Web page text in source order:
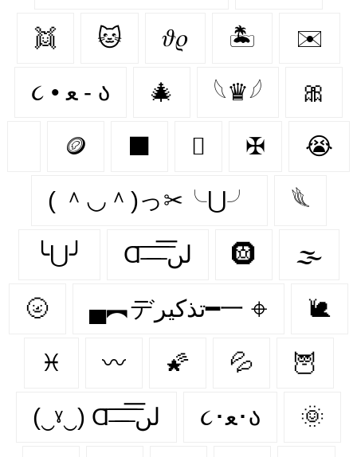
👯‍ 🐱 𝜗𝜚 🏝️ ✉️
૮ • ﻌ - ა 🎄 𓆩♛𓆪 🎀
🪙 🫆 ✠ 😭
( ＾◡＾)っ✂╰⋃╯ 𓆰
╰⋃╯ Ɑ͞ ̶͞ ̶͞ ̶͞ لں͞ 🛞 🌫️
🌝 ▄︻デتذكير━一 𖦏 🐌
♓ 〰 🌠 💦 🦉
(‿ˠ‿) Ɑ͞ ̶͞ ̶͞ ̶͞ لں͞ ૮･ﻌ･ა 🌞